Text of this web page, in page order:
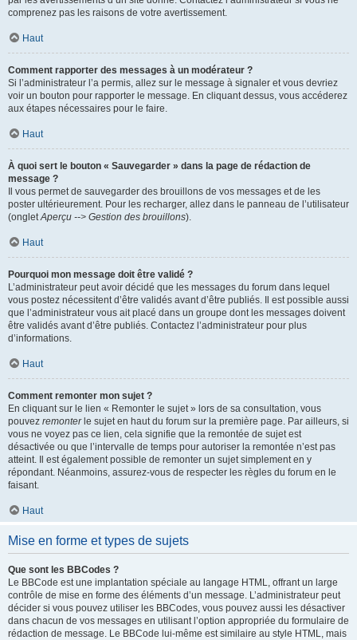
comprenez pas les raisons de votre avertissement.
Haut
Comment rapporter des messages à un modérateur ?
Si l’administrateur l’a permis, allez sur le message à signaler et vous devriez
voir un bouton pour rapporter le message. En cliquant dessus, vous accéderez
aux étapes nécessaires pour le faire.
Haut
À quoi sert le bouton « Sauvegarder » dans la page de rédaction de
message ?
Il vous permet de sauvegarder des brouillons de vos messages et de les
poster ultérieurement. Pour les recharger, allez dans le panneau de l’utilisateur
(ongletAperçu --> Gestion des brouillons).
Haut
Pourquoi mon message doit être validé ?
L’administrateur peut avoir décidé que les messages du forum dans lequel
vous postez nécessitent d’être validés avant d’être publiés. Il est possible aussi
que l’administrateur vous ait placé dans un groupe dont les messages doivent
être validés avant d’être publiés. Contactez l’administrateur pour plus
d’informations.
Haut
Comment remonter mon sujet ?
En cliquant sur le lien « Remonter le sujet » lors de sa consultation, vous
pouvez remonterle sujet en haut du forum sur la première page. Par ailleurs, si
vous ne voyez pas ce lien, cela signifie que la remontée de sujet est
désactivée ou que l’intervalle de temps pour autoriser la remontée n’est pas
atteint. Il est également possible de remonter un sujet simplement en y
répondant. Néanmoins, assurez-vous de respecter les règles du forum en le
faisant.
Haut
Mise en forme et types de sujets
Que sont les BBCodes ?
Le BBCode est une implantation spéciale au langage HTML, offrant un large
contrôle de mise en forme des éléments d’un message. L’administrateur peut
décider si vous pouvez utiliser les BBCodes, vous pouvez aussi les désactiver
dans chacun de vos messages en utilisant l’option appropriée du formulaire de
rédaction de message. Le BBCode lui-même est similaire au style HTML, mais